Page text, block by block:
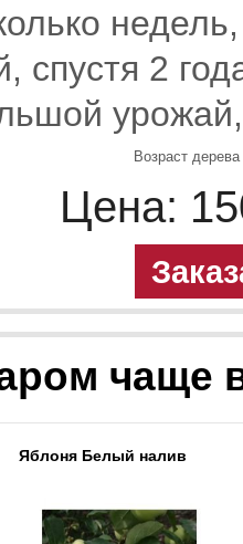
спустя 2
Возраст дерева
Цена:
чаще
Яблоня Белый налив